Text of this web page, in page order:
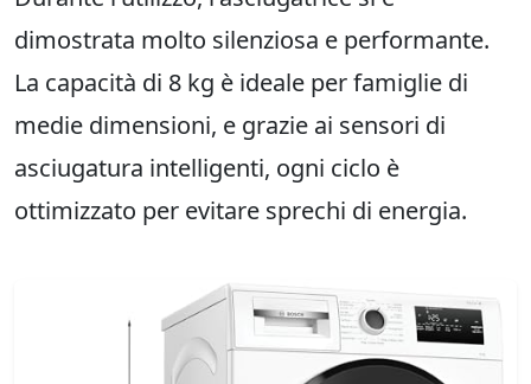
dimostrata molto silenziosa e performante.
La capacità di 8 kg è ideale per famiglie di
medie dimensioni, e grazie ai sensori di
asciugatura intelligenti, ogni ciclo è
ottimizzato per evitare sprechi di energia.